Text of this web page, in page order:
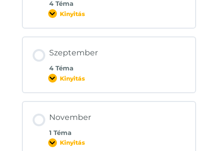
4 Téma
Kinyitás
Augusztus
Szeptember
4 Téma
Kinyitás
Szeptember
November
1 Téma
Kinyitás
November